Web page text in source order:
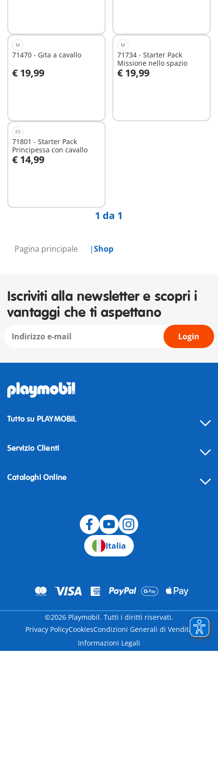
Pagina principale Shop
M
71470 - Gita a cavallo
€ 19,99
Aggiungi al carrello
M
71734 - Starter Pack
Missione nello spazio
€ 19,99
Aggiungi al carrello
XS
71801 - Starter Pack
Principessa con cavallo
€ 14,99
Aggiungi al carrello
1 da 1
Iscriviti alla newsletter e scopri i
vantaggi che ti aspettano
Login
Tutto su PLAYMOBIL
Servizio Clienti
Cataloghi Online
Italia
©2026 Playmobil. Tutti i diritti riservati.
Privacy PolicyCookiesCondizioni Generali di Vendita
Informazioni Legali